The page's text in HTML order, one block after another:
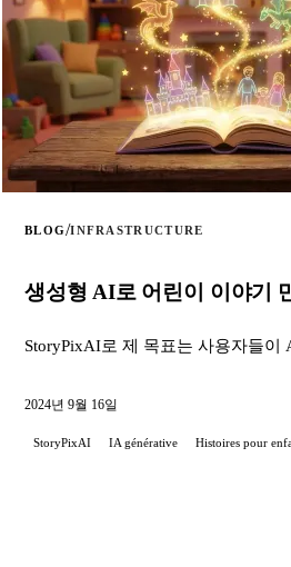
BLOG/INFRASTRUCTURE
생성형 AI로 어린이 이야기
StoryPixAI로 제 목표는 사용자들
2024년 9월 16일
StoryPixAI IA générative Histoires pour